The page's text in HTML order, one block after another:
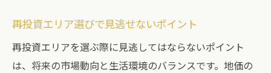
再投資エリア選びで見逃せないポイント
再投資エリアを選ぶ際に見逃してはならないポイント
は、将来の市場動向と生活環境のバランスです。地価の